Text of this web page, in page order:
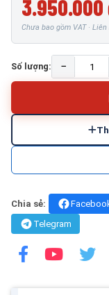
3.950.000
Chưa bao gồm VAT ·
Số lượng: −
Chia sẻ:
Telegram